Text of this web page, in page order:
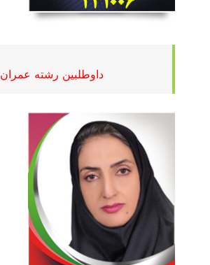
داوطلبین رشته عمران